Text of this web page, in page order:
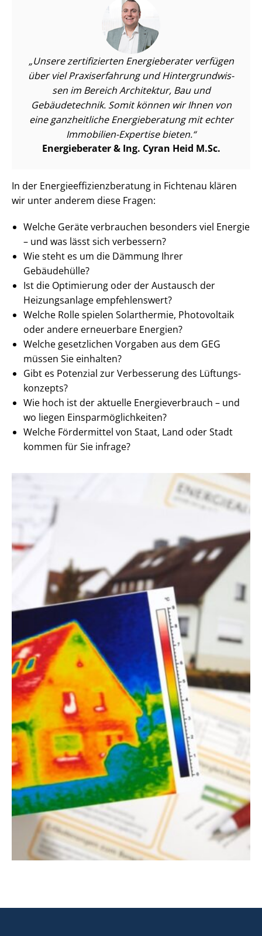
Unsere zertifizierten Energieberater verfügen
über viel Praxiserfahrung und Hin­ter­grund­wis­
sen im Bereich Architektur, Bau und
Gebäudetechnik. Somit können wir Ihnen von
eine ganzheitliche Energieberatung mit echter
Immobilien-Expertise bieten.
Energieberater & Ing. Cyran Heid M.Sc.
In der En­er­gie­ef­fi­zi­enz­be­ra­tung in Fichtenau klären
wir unter anderem diese Fragen:
Welche Geräte verbrauchen besonders viel Energie
– und was lässt sich verbessern?
Wie steht es um die Dämmung Ihrer
Gebäudehülle?
Ist die Optimierung oder der Austausch der
Heizungsanlage empfehlenswert?
Welche Rolle spielen Solarthermie, Photovoltaik
oder andere erneuerbare Energien?
Welche gesetzlichen Vorgaben aus dem GEG
müssen Sie einhalten?
Gibt es Potenzial zur Verbesserung des Lüf­tungs­
kon­zepts?
Wie hoch ist der aktuelle En­er­gie­ver­brauch – und
wo liegen Ein­spar­mög­lich­kei­ten?
Welche Fördermittel von Staat, Land oder Stadt
kommen für Sie infrage?